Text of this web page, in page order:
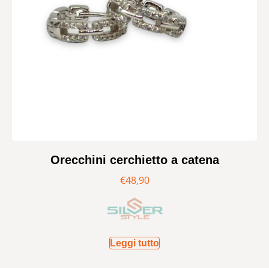
Orecchini cerchietto a catena
€48,90
Leggi tutto